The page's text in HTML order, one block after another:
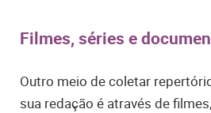
Filmes, séries e
Outro meio de coletar
sua redação é através de